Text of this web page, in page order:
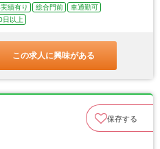
績有り 総合門前
車通勤可
日以上
この求人に興味がある
保存する